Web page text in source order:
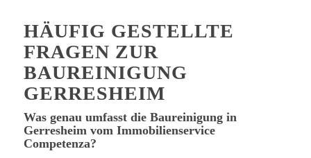
HÄUFIG GESTELLTE
FRAGEN ZUR
BAUREINIGUNG
GERRESHEIM
Was genau umfasst die Baureinigung in
Gerresheim vom Immobilienservice
Competenza?